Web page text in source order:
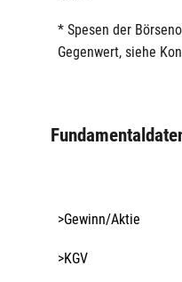
* Spesen der
Gegenwert, siehe
>Gewinn/Aktie
>KGV